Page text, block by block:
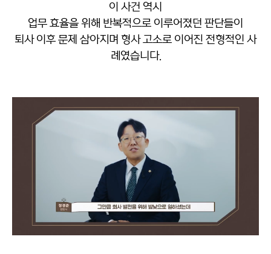
이 사건 역시
업무 효율을 위해 반복적으로 이루어졌던 판단들이
퇴사 이후 문제 삼아지며 형사 고소로 이어진 전형적인 사
례였습니다.